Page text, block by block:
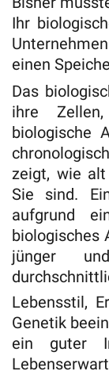
Ihr
einen
Das
ihre
biologische
zeigt, wie
Sie sind.
aufgrund
biologisches
jünger
Lebensstil,
Genetik
ein guter